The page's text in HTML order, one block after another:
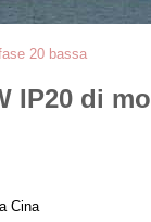
20 bassa
IP20 di
Cina